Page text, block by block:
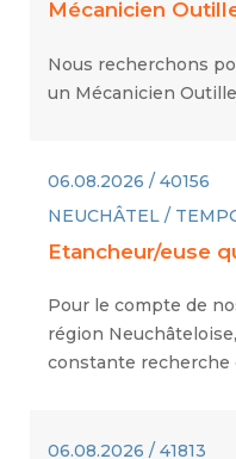
Mécanicien
Nous recherchons
un Mécanicien
06.08.2026 / 40156
NEUCHÂTEL /
Etancheur/euse
Pour le compte de
région
constante recherche
06.08.2026 / 41813